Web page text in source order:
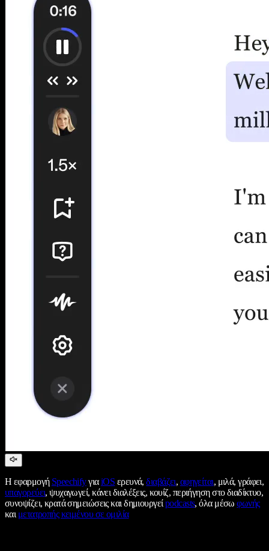
Η εφαρμογή SpeechifyγιαiOS ερευνά,διαβάζει, αφηγείται, μιλά, γράφει,
υπαγορεύει, ψυχαγωγεί, κάνει διαλέξεις, κουίζ, περιήγηση στο διαδίκτυο,
συνοψίζει, κρατά σημειώσεις και δημιουργείpodcasts, όλα μέσωφωνής
καιμετατροπής κειμένου σε ομιλία